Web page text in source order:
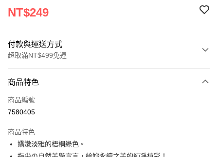
NT$249
付款與運送方式
超取滿NT$499免運
信用卡一次付款
超商取貨付款
Apple Pay
商品特色
商品編號
7580405
商品特色
嬌嫩淡雅的梧桐綠色。